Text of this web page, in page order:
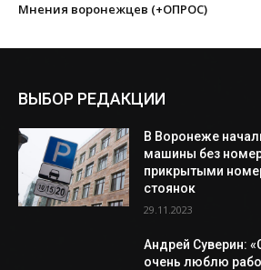
Мнения воронежцев (+ОПРОС)
ВЫБОР РЕДАКЦИИ
В Воронеже
машины без
прикрытыми
стоянок
29.11.2023
Андрей Суверин:
очень люблю